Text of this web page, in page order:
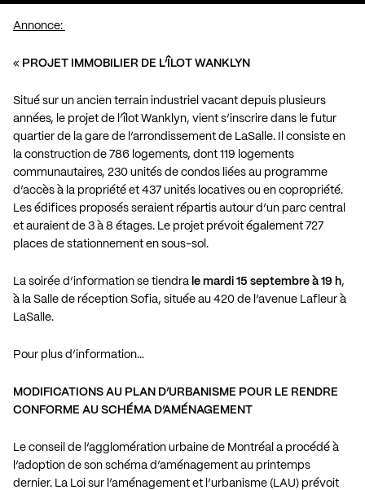
Annonce:
« PROJET IMMOBILIER DE L’ÎLOT WANKLYN
Situé sur un ancien terrain industriel vacant depuis plusieurs
années, le projet de l’îlot Wanklyn, vient s’inscrire dans le futur
quartier de la gare de l’arrondissement de LaSalle. Il consiste en
la construction de 786 logements, dont 119 logements
communautaires, 230 unités de condos liées au programme
d’accès à la propriété et 437 unités locatives ou en copropriété.
Les édifices proposés seraient répartis autour d’un parc central
et auraient de 3 à 8 étages. Le projet prévoit également 727
places de stationnement en sous-sol.
La soirée d’information se tiendra le mardi 15 septembre à 19 h,
à la Salle de réception Sofia, située au 420 de l’avenue Lafleur à
LaSalle.
Pour plus d’information…
MODIFICATIONS AU PLAN D’URBANISME POUR LE RENDRE
CONFORME AU SCHÉMA D’AMÉNAGEMENT
Le conseil de l’agglomération urbaine de Montréal a procédé à
l’adoption de son schéma d’aménagement au printemps
dernier. La Loi sur l’aménagement et l’urbanisme (LAU) prévoit